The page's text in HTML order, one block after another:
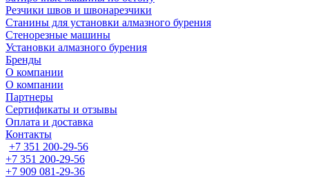
Резчики швов и швонарезчики
Станины для установки алмазного бурения
Стенорезные машины
Установки алмазного бурения
Бренды
О компании
О компании
Партнеры
Cертификаты и отзывы
Оплата и доставка
Контакты
+7 351 200-29-56
+7 351 200-29-56
+7 909 081-29-36